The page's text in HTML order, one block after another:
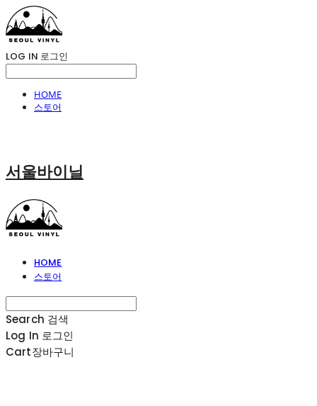
LOG IN 로그인
HOME
스토어
서울바이닐
HOME
스토어
Search 검색
Log In 로그인
Cart장바구니